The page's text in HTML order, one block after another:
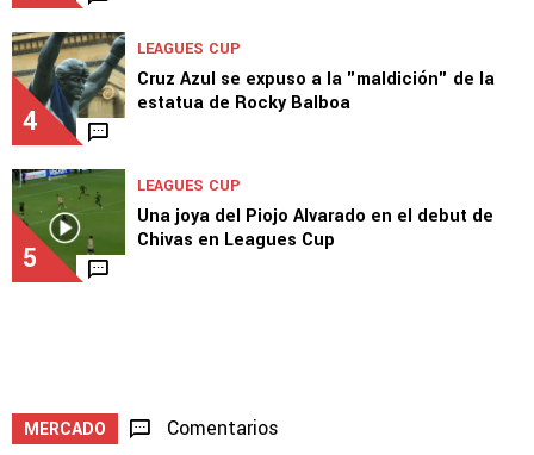
4
LEAGUES CUP
Cruz Azul se expuso a la "maldición" de la
estatua de Rocky Balboa
5
LEAGUES CUP
Una joya del Piojo Alvarado en el debut de
Chivas en Leagues Cup
MERCADO Comentarios